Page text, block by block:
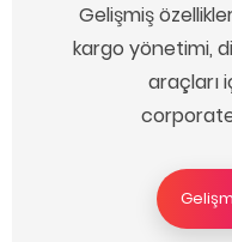
Gelişmiş
kargo yönetimi,
araçları